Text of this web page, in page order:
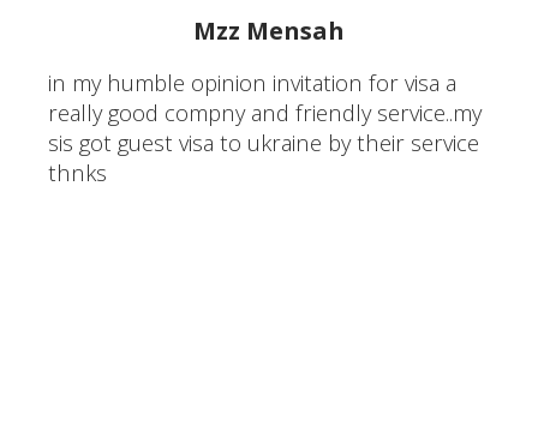
Mzz Mensah
in my humble opinion invitation for visa a
really good compny and friendly service..my
sis got guest visa to ukraine by their service
thnks